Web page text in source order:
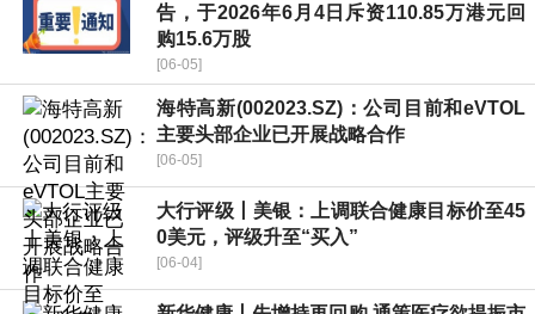
告，于2026年6月4日斥资110.85万港元回
购15.6万股
[06-05]
海特高新(002023.SZ)：公司目前和eVTOL
主要头部企业已开展战略合作
[06-05]
大行评级丨美银：上调联合健康目标价至45
0美元，评级升至“买入”
[06-04]